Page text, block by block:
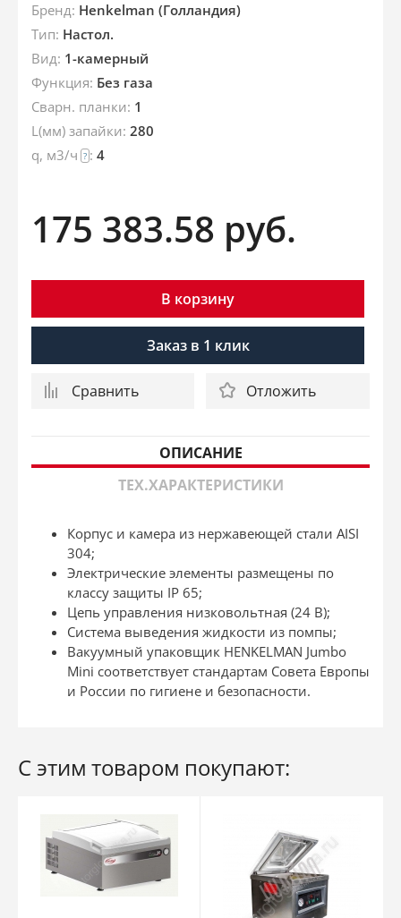
Бренд: Henkelman (Голландия)
Тип: Настол.
Вид: 1-камерный
Функция: Без газа
Сварн. планки: 1
L(мм) запайки: 280
q, м3/ч ? : 4
175 383.58 руб.
В корзину
Заказ в 1 клик
Сравнить Отложить
ОПИСАНИЕ
ТЕХ.ХАРАКТЕРИСТИКИ
Корпус и камера из нержавеющей стали AISI
304;
Электрические элементы размещены по
классу защиты IP 65;
Цепь управления низковольтная (24 В);
Система выведения жидкости из помпы;
Вакуумный упаковщик HENKELMAN Jumbo
Mini соответствует стандартам Совета Европы
и России по гигиене и безопасности.
С этим товаром покупают: